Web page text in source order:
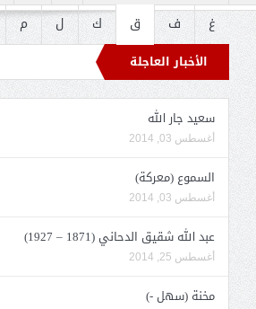
غ
ف ق ك ل م
الأخبار العاجلة
سعيد جار الله
أغسطس 03, 2014
السموع (معركة)
أغسطس 03, 2014
عبد الله شقيق الدحاني (1871 – 1927)
أغسطس 25, 2014
مخنة (سهل -)